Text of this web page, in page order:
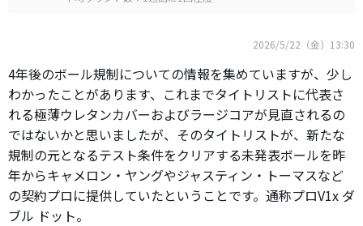
2026/5/22（金）13:30
4年後のボール規制についての情報を集めていますが、少し
わかったことがあります、これまでタイトリストに代表さ
れる極薄ウレタンカバーおよびラージコアが見直されるの
ではないかと思いましたが、そのタイトリストが、新たな
規制の元となるテスト条件をクリアする未発表ボールを昨
年からキャメロン・ヤングやジャスティン・トーマスなど
の契約プロに提供していたということです。通称プロV1x ダ
ブル ドット。